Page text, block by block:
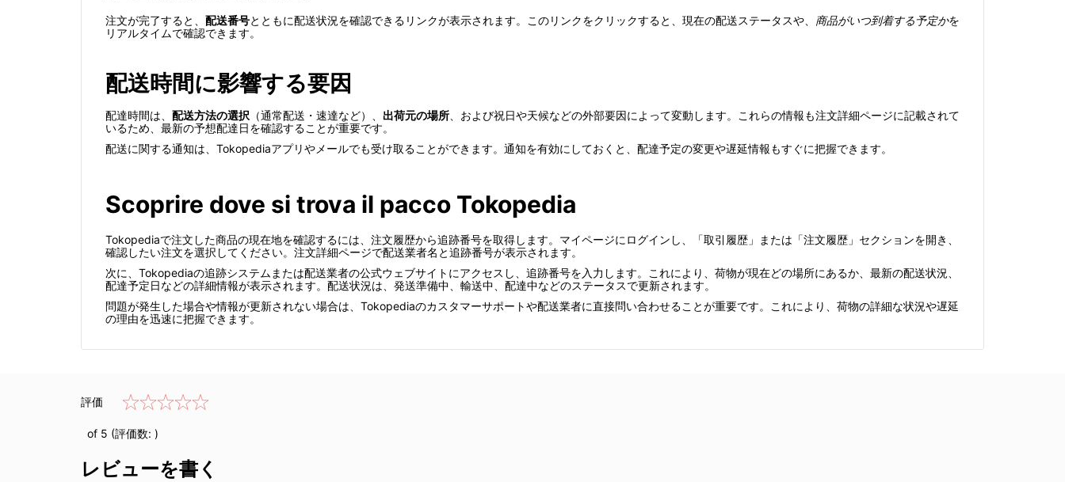
注文が完了すると、 配送番号とともに配送状況を確認できるリンクが表示されます。このリンクをクリックすると、現在の配送ステータスや、 商品がいつ到着する予定かを
リアルタイムで確認できます。
配送時間に影響する要因
配達時間は、 配送方法の選択 （通常配送・速達など）、 出荷元の場所 、および祝日や天候などの外部要因によって変動します。これらの情報も注文詳細ページに記載されて
いるため、最新の予想配達日を確認することが重要です。
配送に関する通知は、Tokopediaアプリやメールでも受け取ることができます。通知を有効にしておくと、配達予定の変更や遅延情報もすぐに把握できます。
Scoprire dove si trova il pacco Tokopedia
Tokopediaで注文した商品の現在地を確認するには、注文履歴から追跡番号を取得します。マイページにログインし、「取引履歴」または「注文履歴」セクションを開き、
確認したい注文を選択してください。注文詳細ページで配送業者名と追跡番号が表示されます。
次に、Tokopediaの追跡システムまたは配送業者の公式ウェブサイトにアクセスし、追跡番号を入力します。これにより、荷物が現在どの場所にあるか、最新の配送状況、
配達予定日などの詳細情報が表示されます。配送状況は、発送準備中、輸送中、配達中などのステータスで更新されます。
問題が発生した場合や情報が更新されない場合は、Tokopediaのカスタマーサポートや配送業者に直接問い合わせることが重要です。これにより、荷物の詳細な状況や遅延
の理由を迅速に把握できます。
評価
of 5 (評価数: )
レビューを書く